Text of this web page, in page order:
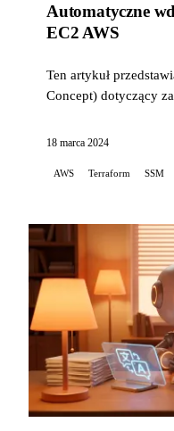
Automatyczne
EC2 AWS
Ten artykuł
Concept) dotyczący
orkiestracji infrastr...
18 marca 2024
AWS Terraform SSM